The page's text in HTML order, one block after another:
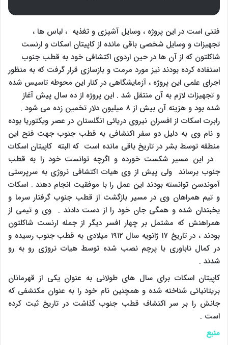
فتنی است در این پروژه ، وسایل آشپزی و تغذیه ، لباس ها ،
تجهیزات و وسایل شخصی باقی مانده از کاپیتان اسکات و ارنست
شاکلتون که از آن ها در حین اردوی اکتشافی خود به قطب جنوب
استفاده کرده بودند نیز مورد مرمت و بازسازی قرار گرفت که به منظور
اجرای علمی این پروژه ، آزمایشگاهی در کنار این محوطه تاسیس شده
و تجهیزات لازم به آن منتقل شد . این پروژه از ده سال پیش آغاز
شده بود و هزینه آن بیش از ۸ میلیون دلار تخمین زده می شود .
رابرت اسکات از افسران نیروی دریائی انگلستان در عصر ویکتوریا بوده
و نام وی به دلیل دو سفر اکتشافی به قطب جنوب جهت فتح این
منطقه توسط بشر در تاریخ باقی مانده است که البته کاپیتان اسکات
در این مسیر شکست خورده و اگرچه توانست خود را به قطب
جنوب برساند ولی پیش از وی هیات اکتشافی نروژی به سرپرستی
آموندسن توانسته بودند این عمل را با موفقیت انجام دهند . اسکات
و تیم همراهان وی در مسیر بازگشت از قطب جنوب گرفتار سرما و
یخبندان شده و همگی جان خود را از دست دادند . وی و تیمی از
همراهنش که مشتمل بر چهار افسر دیگر از جمله ارنست شاکلتون
بودند ، در تاریخ ۱۷ ژانویه سال ۱۹۱۲ میلادی به قطب جنوب رسیده و
در کمال ناباوری با پرچم نصب شده توسط هیات نروژی رو به رو
شدند .
کاپیتان اسکات برای سال های طولانی به عنوان یکی از قهرمانان
بریتانیائی شناخته شده و همچنین نام خود را به عنوان مکتشفی که
جانش را بر سر اکتشاف قطب جنوب گذاشت در تاریخ ثبت کرده
است .
منبع